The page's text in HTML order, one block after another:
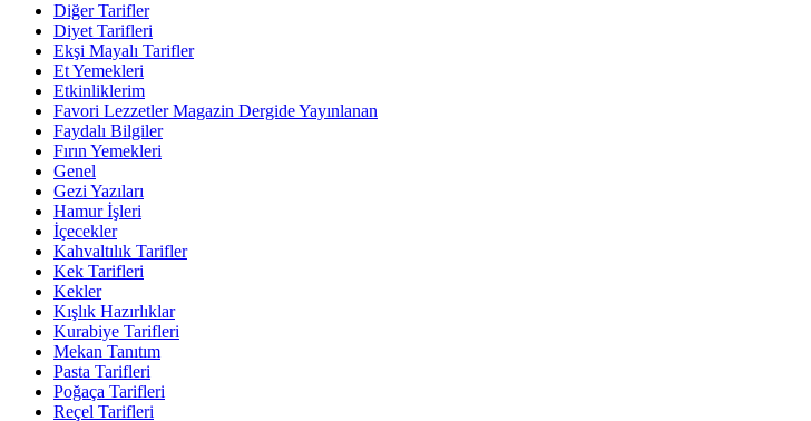
Diğer Tarifler
Diyet Tarifleri
Ekşi Mayalı Tarifler
Et Yemekleri
Etkinliklerim
Favori Lezzetler Magazin Dergide Yayınlanan
Faydalı Bilgiler
Fırın Yemekleri
Genel
Gezi Yazıları
Hamur İşleri
İçecekler
Kahvaltılık Tarifler
Kek Tarifleri
Kekler
Kışlık Hazırlıklar
Kurabiye Tarifleri
Mekan Tanıtım
Pasta Tarifleri
Poğaça Tarifleri
Reçel Tarifleri